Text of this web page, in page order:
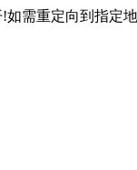
需重定向到指定